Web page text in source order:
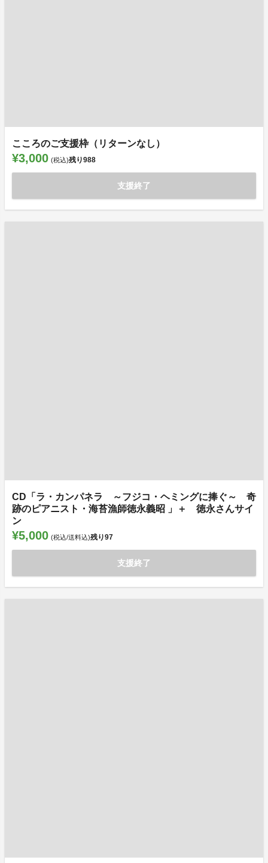
こころのご支援枠（リターンなし）
¥3,000 (税込)残り988
支援終了
CD「ラ・カンパネラ ～フジコ・ヘミングに捧ぐ～ 奇
跡のピアニスト・海苔漁師徳永義昭 」＋ 徳永さんサイ
ン
¥5,000 (税込/送料込)残り97
支援終了